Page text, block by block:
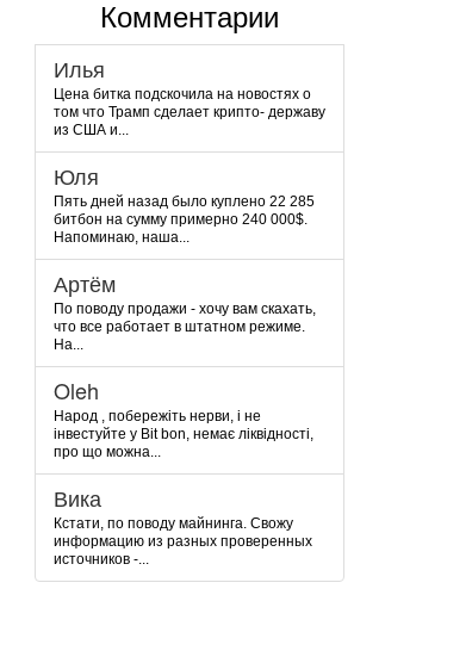
Комментарии
Илья
Цена битка подскочила на новостях о
том что Трамп сделает крипто- державу
из США и...
Юля
Пять дней назад было куплено 22 285
битбон на сумму примерно 240 000$.
Напоминаю, наша...
Артём
По поводу продажи - хочу вам скахать,
что все работает в штатном режиме.
На...
Oleh
Народ , побережіть нерви, і не
інвестуйте у Bit bon, немає ліквідності,
про що можна...
Вика
Кстати, по поводу майнинга. Свожу
информацию из разных проверенных
источников -...